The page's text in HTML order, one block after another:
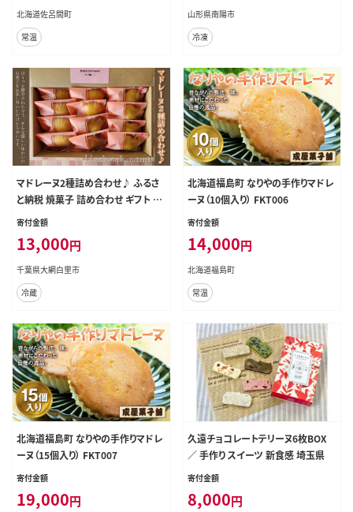
北海道佐呂間町
常温
山形県南陽市
冷凍
マドレーヌ2種詰め合わせ♪ ふるさ
と納税 焼菓子 詰め合わせ ギフト 千
葉県 大網白里市 送料無料 AM003
寄付金額
13,000円
千葉県大網白里市
冷蔵
北海道福島町 なりやの手作りマドレ
ーヌ（10個入り） FKT006
寄付金額
14,000円
北海道福島町
常温
北海道福島町 なりやの手作りマドレ
ーヌ（15個入り） FKT007
寄付金額
19,000円
久遠チョコレートテリーヌ6枚BOX
／ 手作り スイーツ 新食感 埼玉県
寄付金額
8,000円